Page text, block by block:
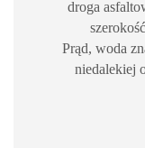
droga
Prąd, woda
niedalekiej